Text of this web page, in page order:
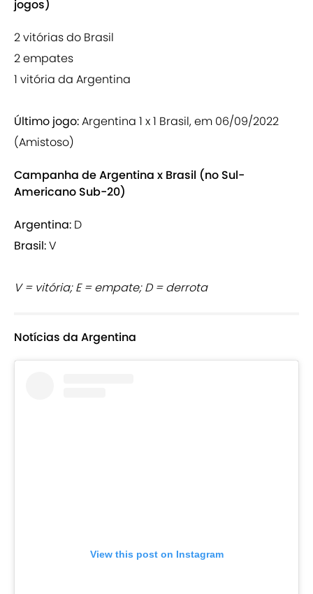
jogos)
2 vitórias do Brasil
2 empates
1 vitória da Argentina
Último jogo:Argentina 1 x 1 Brasil, em 06/09/2022
(Amistoso)
Campanha de Argentina x Brasil (no Sul-
Americano Sub-20)
Argentina: D
Brasil:V
V = vitória; E = empate; D = derrota
Notícias da Argentina
View this post on Instagram